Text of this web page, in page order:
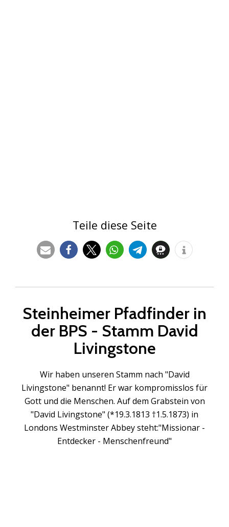
Teile diese Seite
Steinheimer Pfadfinder in
der BPS - Stamm David
Livingstone
Wir haben unseren Stamm nach "David
Livingstone" benannt! Er war kompromisslos für
Gott und die Menschen. Auf dem Grabstein von
"David Livingstone" (*19.3.1813 †1.5.1873) in
Londons Westminster Abbey steht:"Missionar -
Entdecker - Menschenfreund"